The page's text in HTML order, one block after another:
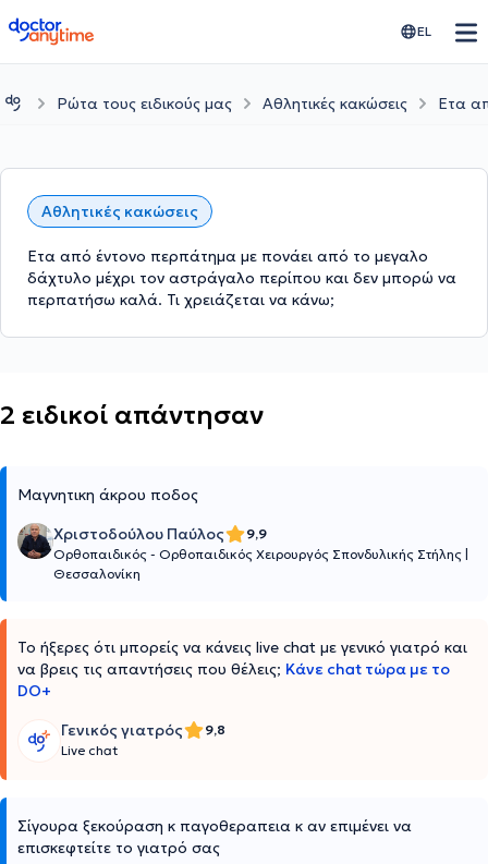
doctoranytime EL
Ρώτα τους ειδικούς μας Αθλητικές κακώσεις Ετα
Αθλητικές κακώσεις
Ετα από έντονο περπάτημα με πονάει από το μεγαλο
δάχτυλο μέχρι τον αστράγαλο περίπου και δεν μπορώ να
περπατήσω καλά. Τι χρειάζεται να κάνω;
2 ειδικοί απάντησαν
Μαγνητικη άκρου ποδος
Χριστοδούλου Παύλος
9,9
Ορθοπαιδικός - Ορθοπαιδικός Χειρουργός Σπονδυλικής Στήλης
Θεσσαλονίκη
Το ήξερες ότι μπορείς να κάνεις live chat με γενικό γιατρό και
να βρεις τις απαντήσεις που θέλεις; Κάνε chat τώρα με το
DO+
Γενικός γιατρός
9,8
Live chat
Σίγουρα ξεκούραση κ παγοθεραπεια κ αν επιμένει να
επισκεφτείτε το γιατρό σας